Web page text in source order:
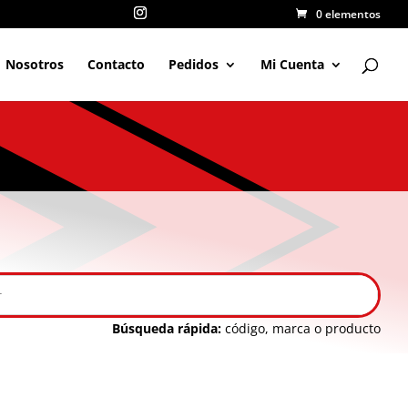
0 elementos
Nosotros Contacto Pedidos Mi Cuenta
Búsqueda rápida: código, marca o producto